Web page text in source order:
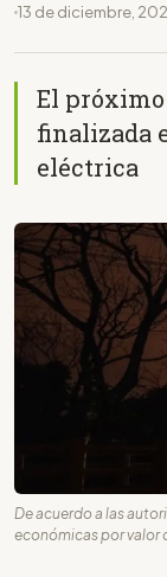
13 de diciembre,
El próximo
finalizada
eléctrica
De acuerdo a las
económicas por valor